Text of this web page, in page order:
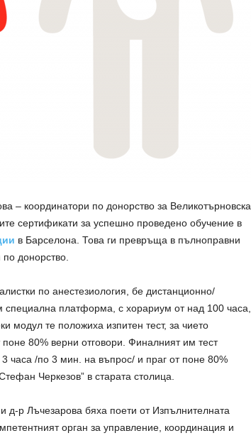
– координатори по донорство за Великотърновска
сертификати за успешно проведено обучение в
в Барселона. Това ги превръща в пълноправни
донорство.
по анестезиология, бе дистанционно/
специална платформа, с хорариум от над 100 часа,
модул те положиха изпитен тест, за чието
80% верни отговори. Финалният им тест
часа /по 3 мин. на въпрос/ и праг от поне 80%
Черкезов” в старата столица.
д-р Лъчезарова бяха поети от Изпълнителната
орган за управление, координация и